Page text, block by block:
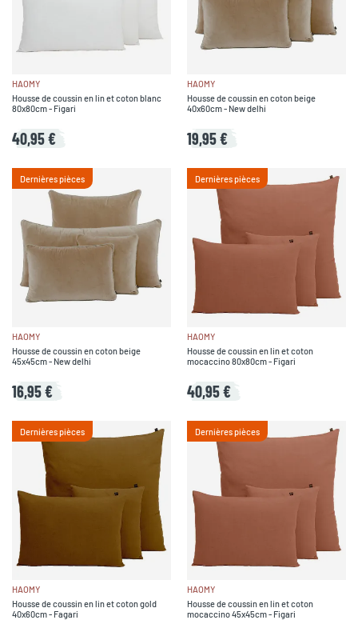
HAOMY
Housse de coussin en lin et coton blanc
80x80cm - Figari
40,95 €
HAOMY
Housse de coussin en coton beige
40x60cm - New delhi
19,95 €
Dernières pièces
HAOMY
Housse de coussin en coton beige
45x45cm - New delhi
16,95 €
Dernières pièces
HAOMY
Housse de coussin en lin et coton
mocaccino 80x80cm - Figari
40,95 €
Dernières pièces
HAOMY
Housse de coussin en lin et coton gold
40x60cm - Fagari
Dernières pièces
HAOMY
Housse de coussin en lin et coton
mocaccino 45x45cm - Figari